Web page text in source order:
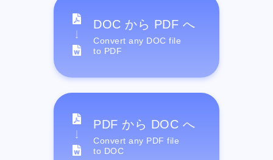
DOC から PDF へ
Convert any DOC file
to PDF
PDF から DOC へ
Convert any PDF file
to DOC